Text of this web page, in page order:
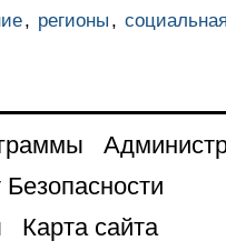
, регионы ,
Карта сайта